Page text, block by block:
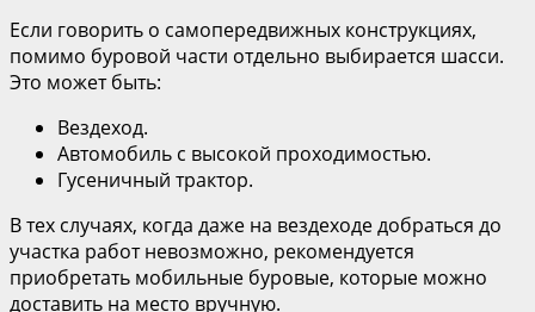
Если говорить о самопередвижных конструкциях,
помимо буровой части отдельно выбирается шасси.
Это может быть:
Вездеход.
Автомобиль с высокой проходимостью.
Гусеничный трактор.
В тех случаях, когда даже на вездеходе добраться до
участка работ невозможно, рекомендуется
приобретать мобильные буровые, которые можно
доставить на место вручную.